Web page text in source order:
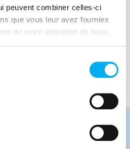
peuvent combiner celles-ci
que vous leur avez fournies
de votre utilisation de leurs
les atténuer ?
article.Lire la suite